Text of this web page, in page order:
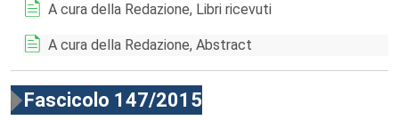
A cura della Redazione, Libri ricevuti
A cura della Redazione, Abstract
Fascicolo 147/2015